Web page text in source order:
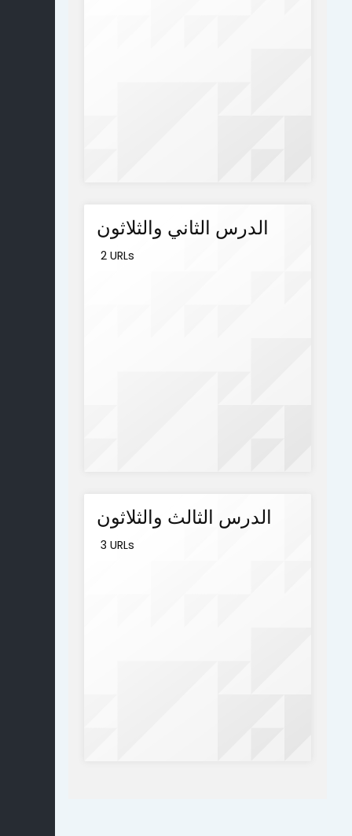
الدرس الثاني والثلاثون
2 URLs
الدرس الثالث والثلاثون
3 URLs